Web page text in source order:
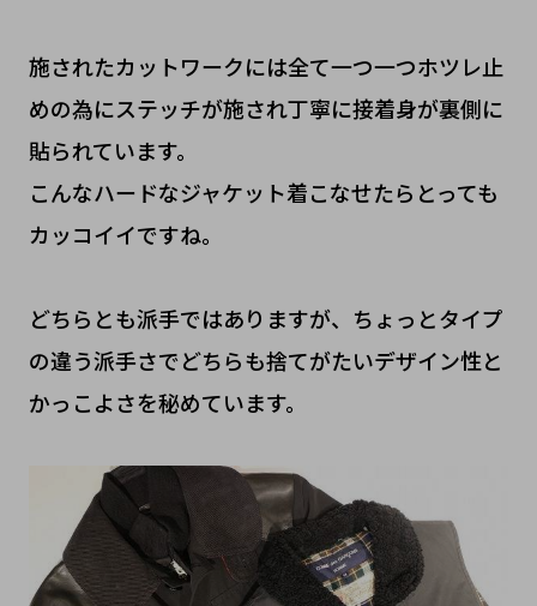
施されたカットワークには全て一つ一つホツレ止
めの為にステッチが施され丁寧に接着身が裏側に
貼られています。
こんなハードなジャケット着こなせたらとっても
カッコイイですね。
どちらとも派手ではありますが、ちょっとタイプ
の違う派手さでどちらも捨てがたいデザイン性と
かっこよさを秘めています。